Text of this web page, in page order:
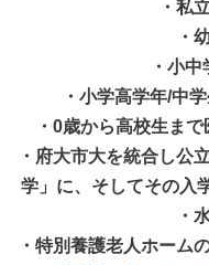
・私
・
・小
・小学高学年/中
・0歳から高校生ま
・府大市大を統合し公
学」に、そしてその入
・
・特別養護老人ホーム